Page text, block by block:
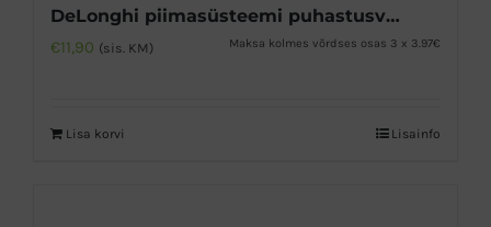
DeLonghi piimasüsteemi puhastusvedelik 250ml
€11,90 (sis. KM) Maksa kolmes võrdses osas 3 x 3.97€
Lisa korvi Lisainfo